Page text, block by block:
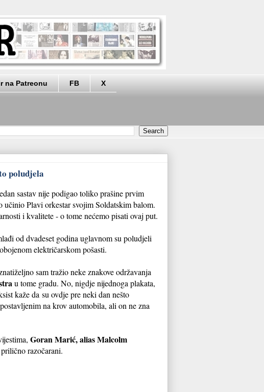
na Patreonu FB X
poludjela
sastav nije podigao toliko prašine prvim
učinio Plavi orkestar svojim Soldatskim balom.
i kvalitete - o tome nećemo pisati ovaj put.
od dvadeset godina uglavnom su poludjeli
električarskom pošasti.
sam tražio neke znakove održavanja
u tome gradu. No, nigdje nijednoga plakata,
kaže da su ovdje pre neki dan nešto
na krov automobila, ali on ne zna
Goran Marić, alias Malcolm
razočarani.